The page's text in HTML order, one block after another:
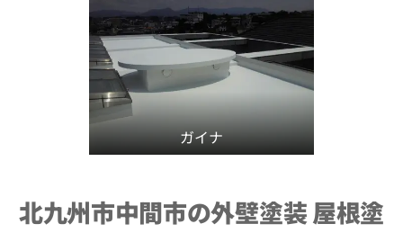
ガイナ
北九州市中間市の外壁塗装 屋根塗